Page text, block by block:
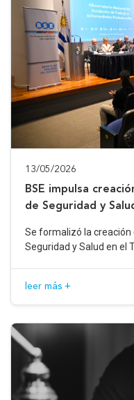
13/05/2026
BSE impulsa
de Seguridad y
Se formalizó la creación
Seguridad y Salud en el
leer más +